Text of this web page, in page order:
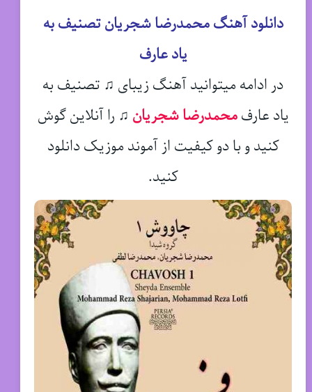
دانلود آهنگ محمدرضا شجریان تصنیف به
یاد عارف
در ادامه میتوانید آهنگ زیبای ♫ تصنیف به
یاد عارفمحمدرضا شجریان ♫ را آنلاین گوش
کنید و با دو کیفیت از آموند موزیک دانلود
کنید.